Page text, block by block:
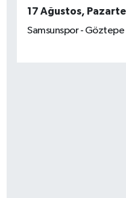
17 Ağustos,
Samsunspor - Göztepe